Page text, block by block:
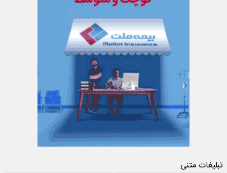
تبلیغات متنی